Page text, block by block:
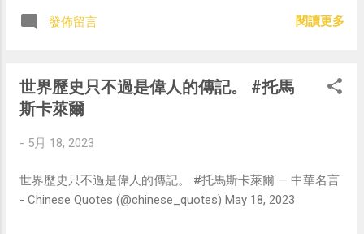
發佈留言 閱讀更多
世界歷史只不過是偉人的傳記。 #托馬
斯卡萊爾
- 5月 18, 2023
世界歷史只不過是偉人的傳記。 #托馬斯卡萊爾 — 中華名言
- Chinese Quotes (@chinese_quotes) May 18, 2023